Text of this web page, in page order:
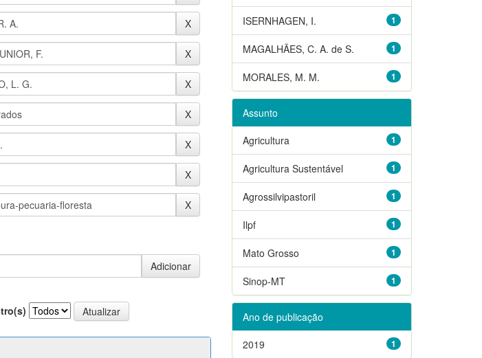
1
ISERNHAGEN, I.
1
MAGALHÃES, C. A. de S.
1
MORALES, M. M.
Assunto
1
Agricultura
1
Agricultura Sustentável
1
Agrossilvipastoril
1
Ilpf
1
Mato Grosso
1
Sinop-MT
Ano de publicação
1
2019